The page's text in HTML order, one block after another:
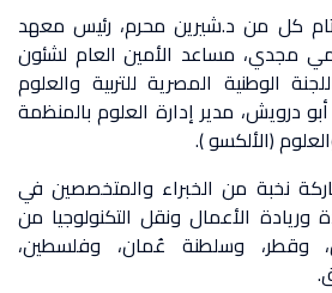
كل من د.شيرين محرم، رئيس معهد
مجدي، مساعد الأمين العام لشئون
الوطنية المصرية للتربية والعلوم
درويش، مدير إدارة العلوم بالمنظمة
(الألكسو ).
نخبة من الخبراء والمتخصصين في
وريادة الأعمال ونقل التكنولوجيا من
وقطر، وسلطنة عُمان، وفلسطين،